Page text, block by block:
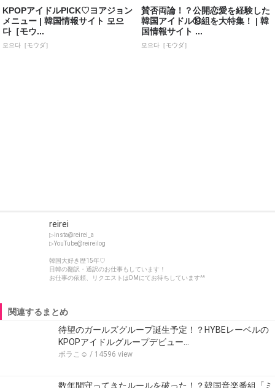
KPOPアイドルPICK♡ヨアジョン
メニュー | 韓国情報サイト 모으
다［モウ...
모으다［モウダ］
賛否両論！？公開恋愛を経験した
韓国アイドル⑲組を大特集！ | 韓
国情報サイト ...
모으다［モウダ］
reirei
▷insta@reirei_a
▷YouTube@reireilog
韓国大好き歴15年♡
日韓の翻訳・通訳のお仕事もしています！
お仕事の依頼、リクエストはDMにてお待ちしています^^
関連するまとめ
待望のガールズグループ誕生予定！？HYBEレーベルの
KPOPアイドルグループデビュー…
ボラこ☺︎ / 14596 view
数年間守ってきたルールを破った！？韓国音楽番組「ミ